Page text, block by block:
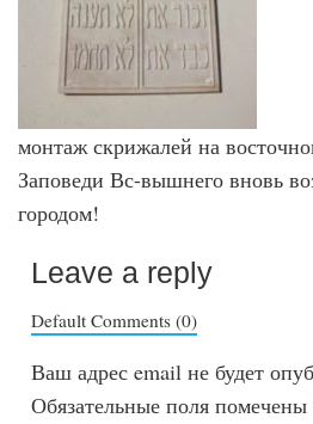
монтаж скрижалей на
Заповеди Вс-вышнего вновь
городом!
Leave a reply
Default Comments (0)
Ваш адрес email не будет
Обязательные поля помечены